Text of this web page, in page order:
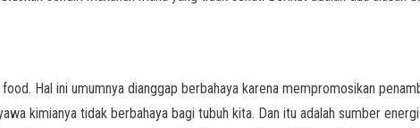
Hal ini umumnya dianggap berbahaya karena mempromosikan
kimianya tidak berbahaya bagi tubuh kita. Dan itu adalah sumber